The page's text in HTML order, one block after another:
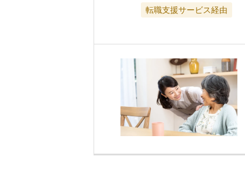
転職支援サービス経由